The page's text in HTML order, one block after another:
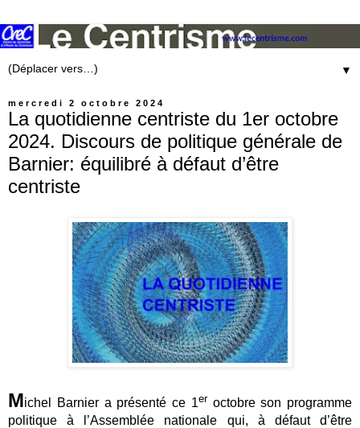
▼
mercredi 2 octobre 2024
La quotidienne centriste du 1er octobre
2024. Discours de politique générale de
Barnier: équilibré à défaut d’être
centriste
Michel Barnier a présenté ce 1er octobre son programme
politique à l’Assemblée nationale qui, à défaut d’être